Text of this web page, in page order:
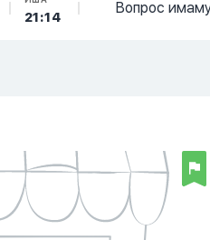
21:14
Вопрос